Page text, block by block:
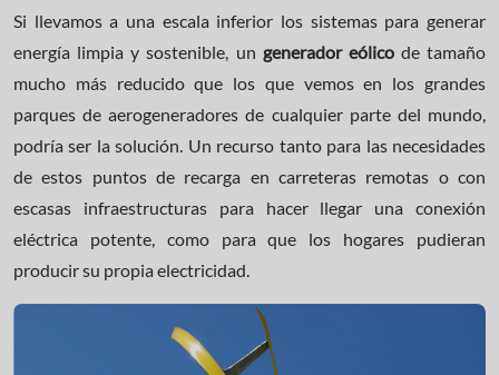
Si llevamos a una escala inferior los sistemas para generar
energía limpia y sostenible, un generador eólicode tamaño
mucho más reducido que los que vemos en los grandes
parques de aerogeneradores de cualquier parte del mundo,
podría ser la solución. Un recurso tanto para las necesidades
de estos puntos de recarga en carreteras remotas o con
escasas infraestructuras para hacer llegar una conexión
eléctrica potente, como para que los hogares pudieran
producir su propia electricidad.